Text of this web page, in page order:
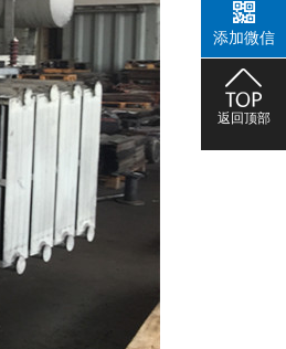
添加微信
返回顶部